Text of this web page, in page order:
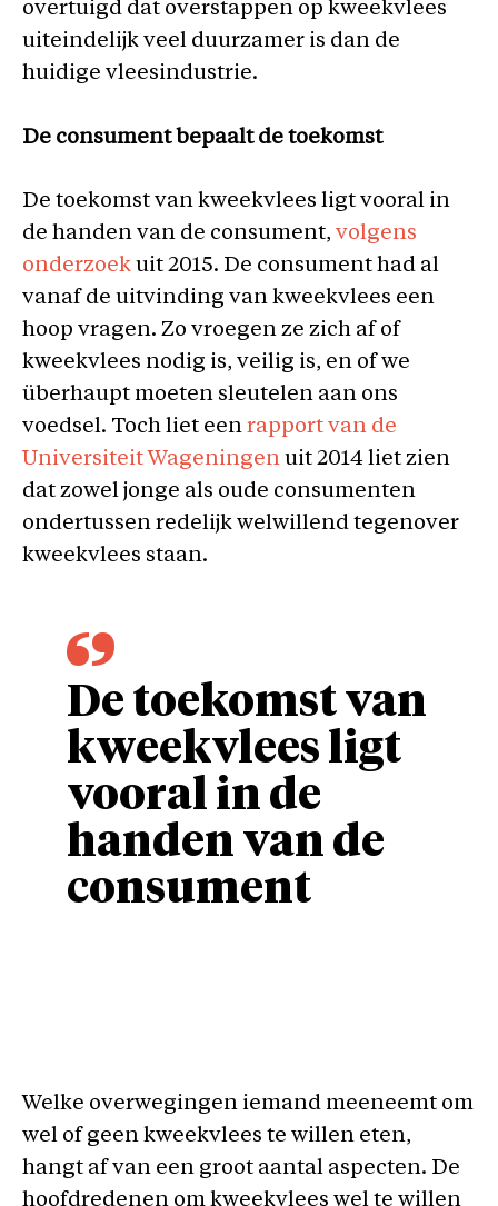
overtuigd dat overstappen op kweekvlees
uiteindelijk veel duurzamer is dan de
huidige vleesindustrie.
De consument bepaalt de toekomst
De toekomst van kweekvlees ligt vooral in
de handen van de consument, volgens
onderzoek uit 2015. De consument had al
vanaf de uitvinding van kweekvlees een
hoop vragen. Zo vroegen ze zich af of
kweekvlees nodig is, veilig is, en of we
überhaupt moeten sleutelen aan ons
voedsel. Toch liet een rapport van de
Universiteit Wageningen uit 2014 liet zien
dat zowel jonge als oude consumenten
ondertussen redelijk welwillend tegenover
kweekvlees staan.
De toekomst van
kweekvlees ligt
vooral in de
handen van de
consument
Welke overwegingen iemand meeneemt om
wel of geen kweekvlees te willen eten,
hangt af van een groot aantal aspecten. De
hoofdredenen om kweekvlees wel te willen